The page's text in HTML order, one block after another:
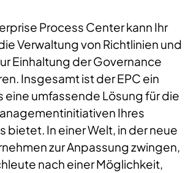
Process Center kann Ihr
Verwaltung von Richtlinien und
Einhaltung der Governance
Insgesamt ist der EPC ein
eine umfassende Lösung für die
Ihres
bietet. In einer Welt, in der neue
zur Anpassung zwingen,
nach einer Möglichkeit,